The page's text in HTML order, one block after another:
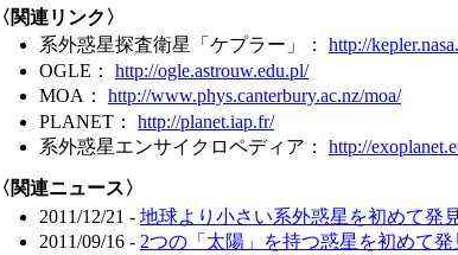
〈関連リンク〉
系外惑星探査衛星「ケプラー」： http://
OGLE： http://ogle.astrouw.edu.pl/
MOA： http://www.phys.canterbury.ac.nz/moa/
PLANET： http://planet.iap.fr/
系外惑星エンサイクロペディア： http://
〈関連ニュース〉
2011/12/21 - 地球より小さい系外惑星を初めて発
2011/09/16 - 2つの「太陽」を持つ惑星を初めて発